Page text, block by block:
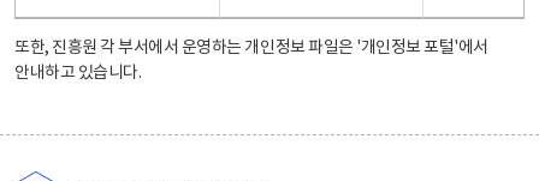
또한, 진흥원 각 부서에서 운영하는 개인정보 파일은 '개인정보 포털'에서
안내하고 있습니다.